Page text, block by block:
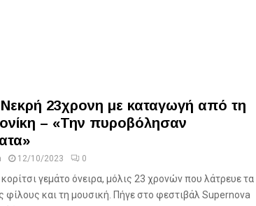
23χρονη με καταγωγή από τη
– «Την πυροβόλησαν
12/10/2023 0
γεμάτο όνειρα, μόλις 23 χρονών που λάτρευε τα
φίλους και τη μουσική. Πήγε στο φεστιβάλ Supernova